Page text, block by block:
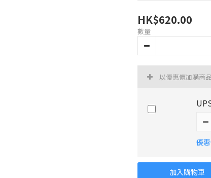
HK$620.00
數量
以優惠價加購商
優
加入購物車